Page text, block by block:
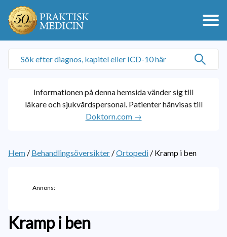
Informationen på denna hemsida vänder sig till
läkare och sjukvårdspersonal. Patienter hänvisas till
Doktorn.com →
Hem / Behandlingsöversikter /Ortopedi / Kramp i ben
Annons:
Kramp i ben